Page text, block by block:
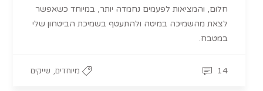
חלום, והמציאות לפעמים נחמדה יותר, במיוחד כשאפשר
לצאת מהשמיכה במיטה ולהתעטף בשמיכת הביטחון שלי
במטבח.
מיוחדים, שייקים 14